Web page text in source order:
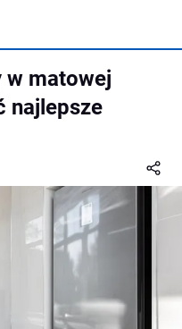
w matowej
najlepsze